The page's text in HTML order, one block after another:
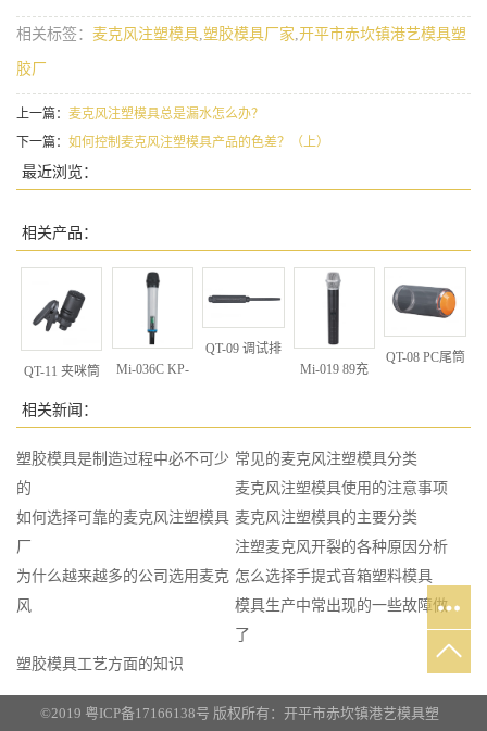
相关标签： 麦克风注塑模具 塑胶模具厂家 开平市赤坎镇港艺模具塑
胶厂
上一篇： 麦克风注塑模具总是漏水怎么办？
下一篇： 如何控制麦克风注塑模具产品的色差？（上）
最近浏览：
相关产品：
QT-11 夹咪筒
Mi-036C KP-
QT-09 调试排
Mi-019 89充
QT-08 PC尾筒
相关新闻：
塑胶模具是制造过程中必不可少
的
常见的麦克风注塑模具分类
麦克风注塑模具使用的注意事项
如何选择可靠的麦克风注塑模具
厂
麦克风注塑模具的主要分类
注塑麦克风开裂的各种原因分析
为什么越来越多的公司选用麦克
风
怎么选择手提式音箱塑料模具
模具生产中常出现的一些故障做
了
塑胶模具工艺方面的知识
©2019 粤ICP备17166138号 版权所有：开平市赤坎镇港艺模具塑